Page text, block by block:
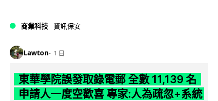
商業科技 資訊保安
Lawton 1 日
東華學院誤發取錄電郵 全數 11,139 名
申請人一度空歡喜 專家:人為疏忽+系統